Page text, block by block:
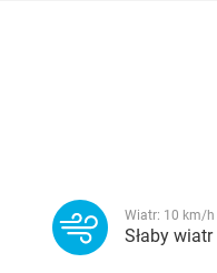
Wiatr: 10 km/h
Słaby wiatr